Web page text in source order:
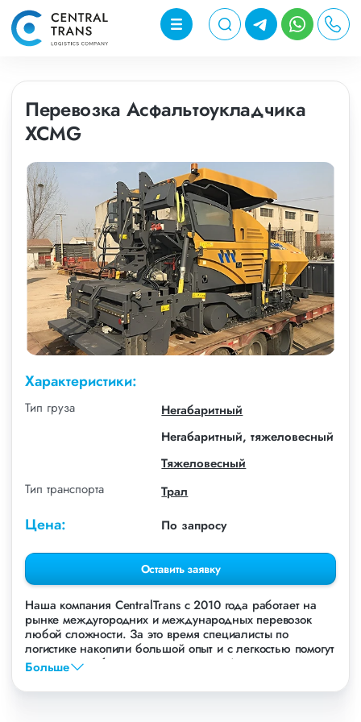
Перевозка Асфальтоукладчика
XCMG
Характеристики:
Тип груза
Негабаритный
Негабаритный, тяжеловесный
Тяжеловесный
Тип транспорта
Трал
Цена: По запросу
Оставить заявку
Наша компания СentralTrans с 2010 года работает на
рынке междугородних и международных перевозок
любой сложности. За это время специалисты по
логистике накопили большой опыт и с легкостью помогут
перевезти любые грузы, в том числе Асфальтоукладчик
XCMG.
Больше